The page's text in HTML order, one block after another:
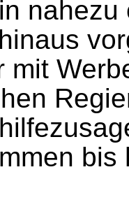
mit